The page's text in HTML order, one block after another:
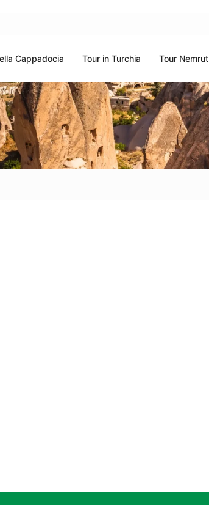
Cappadocia Tour in Turchia Tour Nemrut